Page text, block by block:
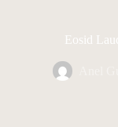
Eosid